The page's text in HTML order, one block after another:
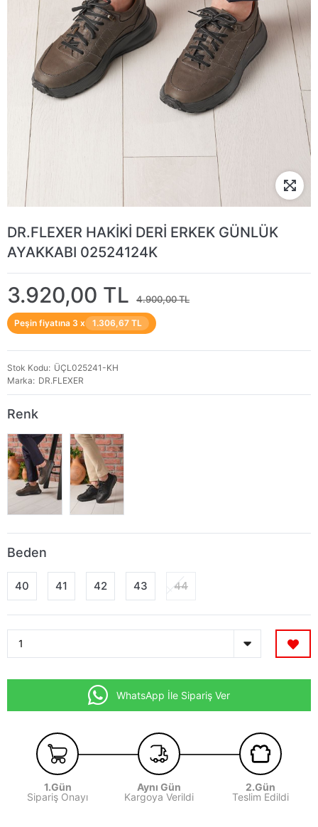
DR.FLEXER HAKİKİ DERİ ERKEK GÜNLÜK
AYAKKABI 02524124K
3.920,00 TL 4.900,00 TL
Peşin fiyatına 3 x 1.306,67 TL
Stok Kodu
ÜÇL025241-KH
Marka
DR.FLEXER
Renk
Beden
40 41 42 43 44
WhatsApp İle Sipariş Ver
1.Gün
Sipariş Onayı
Aynı Gün
Kargoya Verildi
2.Gün
Teslim Edildi